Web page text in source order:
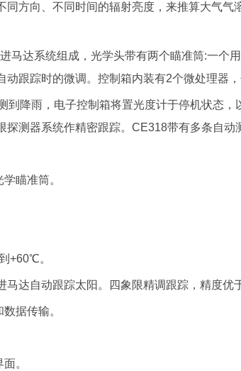
方向、不同时间的辐射亮度，来推算大气
达系统组成，光学头带有两个瞄准筒:一个
跟踪时的微调。控制箱内装有2个微处理器
雨，电子控制箱将置光度计于停机状态，
测器系统作精密跟踪。CE318带有多条自动
瞄准筒。
+60℃。
自动跟踪太阳。四象限精调跟踪，精度优
据传输。
。